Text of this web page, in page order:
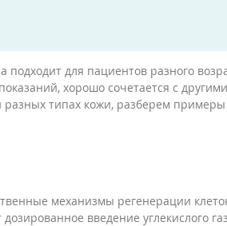
для пациентов разного
хорошо сочетается с другими
разных типах кожи, разберем примеры
механизмы регенерации
введение углекислого